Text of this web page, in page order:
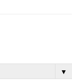
▼